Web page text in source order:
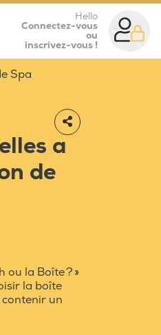
Hello
Connectez-vous
ou
inscrivez-vous !
Spa
a
de
ou la Boîte ? »
la boîte
un